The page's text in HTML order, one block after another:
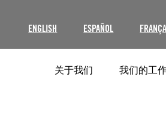
ENGLISH ESPAÑOL
关于我们 我们的工